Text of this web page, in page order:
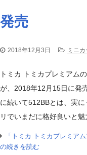
発売
2018年12月3日 ミニカ
トミカ トミカプレミアム
が、2018年12月15日に発
に続いて512BBとは、実
リでいまだに格好良いと
「トミカ トミカプレミア
の続きを読む